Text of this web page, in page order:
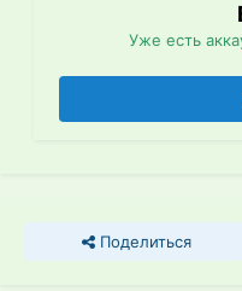
Уже есть
Поделиться